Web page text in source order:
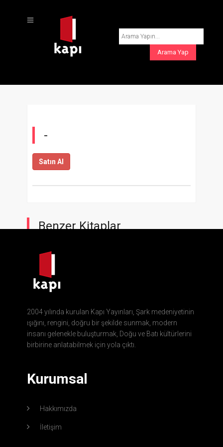
-
Satın Al
Benzer Kitaplar
2004 yılında kurulan Kapı Yayınları, Şark medeniyetinin
ışığını, rengini, doğru bir şekilde sunmak, modern
insanı gelenekle buluşturmak, Doğu ve Batı kültürlerini
birbirine anlatabilmek için yola çıktı.
Kurumsal
Hakkımızda
İletişim